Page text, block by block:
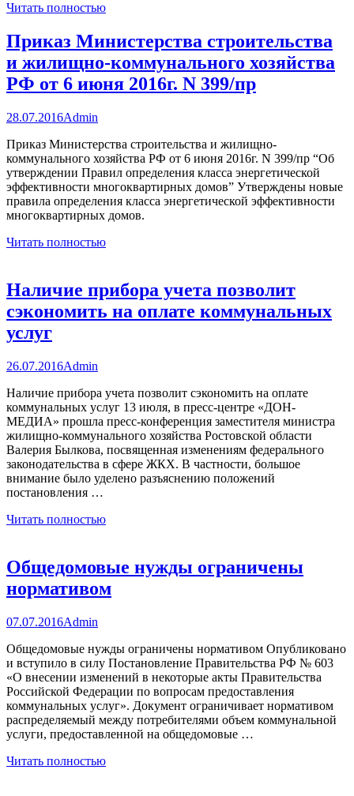
Читать полностью
Приказ Министерства строительства
и жилищно-коммунального хозяйства
РФ от 6 июня 2016г. N 399/пр
28.07.2016Admin
Приказ Министерства строительства и жилищно-
коммунального хозяйства РФ от 6 июня 2016г. N 399/пр “Об
утверждении Правил определения класса энергетической
эффективности многоквартирных домов” Утверждены новые
правила определения класса энергетической эффективности
многоквартирных домов.
Читать полностью
Наличие прибора учета позволит
сэкономить на оплате коммунальных
услуг
26.07.2016Admin
Наличие прибора учета позволит сэкономить на оплате
коммунальных услуг 13 июля, в пресс-центре «ДОН-
МЕДИА» прошла пресс-конференция заместителя министра
жилищно-коммунального хозяйства Ростовской области
Валерия Былкова, посвященная изменениям федерального
законодательства в сфере ЖКХ. В частности, большое
внимание было уделено разъяснению положений
постановления …
Читать полностью
Общедомовые нужды ограничены
нормативом
07.07.2016Admin
Общедомовые нужды ограничены нормативом Опубликовано
и вступило в силу Постановление Правительства РФ № 603
«О внесении изменений в некоторые акты Правительства
Российской Федерации по вопросам предоставления
коммунальных услуг». Документ ограничивает нормативом
распределяемый между потребителями объем коммунальной
услуги, предоставленной на общедомовые …
Читать полностью